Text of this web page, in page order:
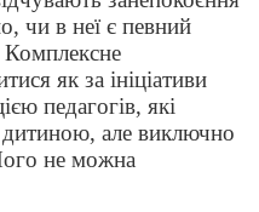
чи в неї є певний
Комплексне
як за ініціативи
педагогів, які
але виключно
не можна